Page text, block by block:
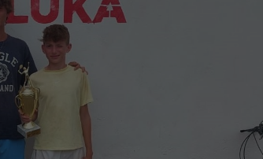
Ihrer vorgenommen Einstellungen, falls der
Webseiten-Betreiber dies eingestellt hat.